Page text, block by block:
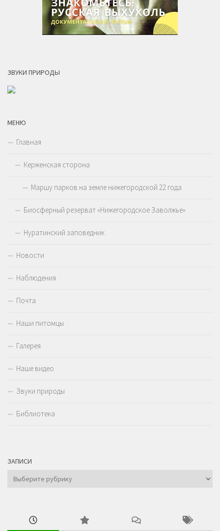
ЗВУКИ ПРИРОДЫ
МЕНЮ
Главная
Керженская сторона
Маршу парков на земле нижегородской 22 года
Биосферный резерват «Нижегородское Заволжье»
Нуратинский заповедник
Новости
Наблюдения
Почта
Наши питомцы
Галерея
Наше видео
Звуки природы
Библиотека
ЗАПИСИ
Записи